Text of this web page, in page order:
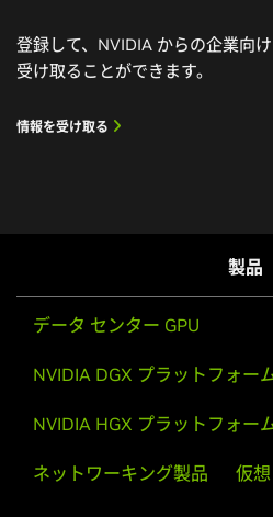
登録して、NVIDIA からの企業向
受け取ることができます。
情報を受け取る
製品
データ センター GPU
NVIDIA DGX プラットフォー
NVIDIA HGX プラットフォー
ネットワーキング製品 仮想